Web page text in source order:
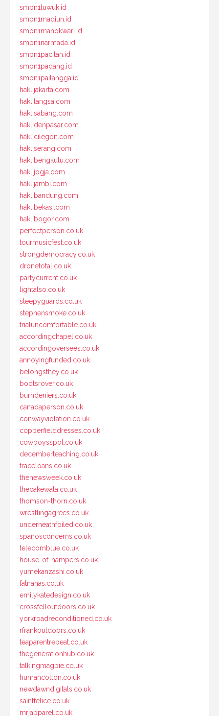
smpn1luwuk.id
smpn1madiun.id
smpn1manokwari.id
smpn1narmada.id
smpn1pacitan.id
smpn1padang.id
smpn1pailangga.id
haklijakarta.com
haklilangsa.com
haklisabang.com
haklidenpasar.com
haklicilegon.com
hakliserang.com
haklibengkulu.com
haklijogja.com
haklijambi.com
haklibandung.com
haklibekasi.com
haklibogor.com
perfectperson.co.uk
tourmusicfest.co.uk
strongdemocracy.co.uk
dronetotal.co.uk
partycurrent.co.uk
lightalso.co.uk
sleepyguards.co.uk
stephensmoke.co.uk
trialuncomfortable.co.uk
accordingchapel.co.uk
accordingoversees.co.uk
annoyingfunded.co.uk
belongsthey.co.uk
bootsrover.co.uk
burndeniers.co.uk
canadaperson.co.uk
conwayviolation.co.uk
copperfielddresses.co.uk
cowboysspot.co.uk
decemberteaching.co.uk
traceloans.co.uk
thenewsweek.co.uk
thecakewala.co.uk
thomson-thorn.co.uk
wrestlingagrees.co.uk
underneathfoiled.co.uk
spanosconcerns.co.uk
telecomblue.co.uk
house-of-hampers.co.uk
yumekanzashi.co.uk
fatnanas.co.uk
emilykatedesign.co.uk
crossfelloutdoors.co.uk
yorkroadreconditioned.co.uk
rfrankoutdoors.co.uk
teaparentrepeat.co.uk
thegenerationhub.co.uk
talkingmagpie.co.uk
humancotton.co.uk
newdawndigitals.co.uk
saintfelice.co.uk
mrjapparel.co.uk